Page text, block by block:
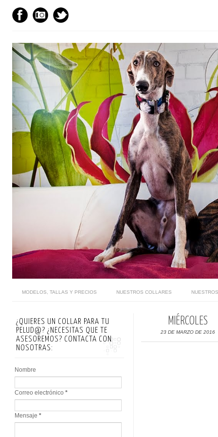
MODELOS, TALLAS Y PRECIOS NUESTROS COLLARES
MIÉRCOLES
23 DE MARZO DE 2016
¿QUIERES UN COLLAR PARA TU
PELUD@? ¿NECESITAS QUE TE
ASESOREMOS? CONTACTA CON
NOSOTRAS:
Nombre
Correo electrónico *
Mensaje *